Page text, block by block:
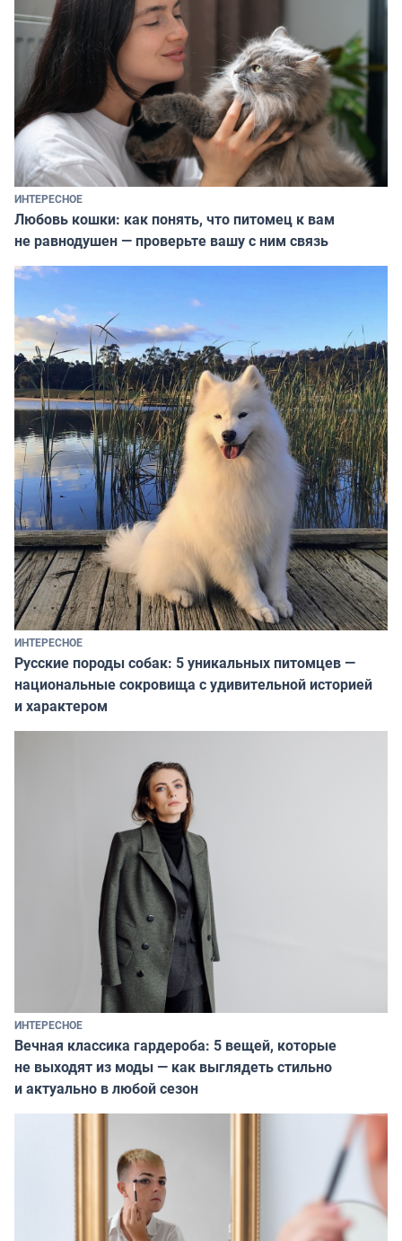
ИНТЕРЕСНОЕ
Любовь кошки: как понять, что питомец к вам
не равнодушен — проверьте вашу с ним связь
ИНТЕРЕСНОЕ
Русские породы собак: 5 уникальных питомцев —
национальные сокровища с удивительной историей
и характером
ИНТЕРЕСНОЕ
Вечная классика гардероба: 5 вещей, которые
не выходят из моды — как выглядеть стильно
и актуально в любой сезон